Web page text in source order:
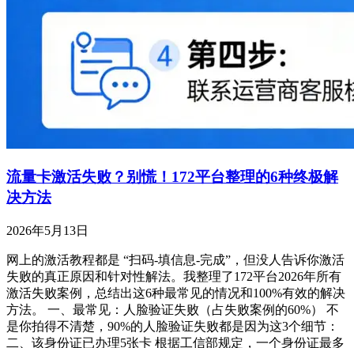
流量卡激活失败？别慌！172平台整理的6种终极解
决方法
2026年5月13日
网上的激活教程都是 “扫码-填信息-完成”，但没人告诉你激活
失败的真正原因和针对性解法。我整理了172平台2026年所有
激活失败案例，总结出这6种最常见的情况和100%有效的解决
方法。 一、最常见：人脸验证失败（占失败案例的60%） 不
是你拍得不清楚，90%的人脸验证失败都是因为这3个细节：
二、该身份证已办理5张卡 根据工信部规定，一个身份证最多